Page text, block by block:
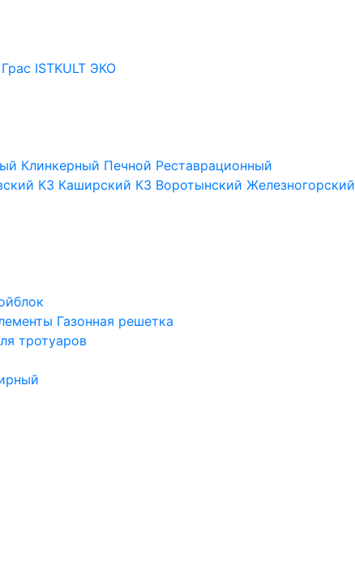
Грас ISTKULT ЭКО
Клинкерный Печной Реставрационный
КЗ Каширский КЗ Воротынский Железногорский
Газонная решетка
тротуаров